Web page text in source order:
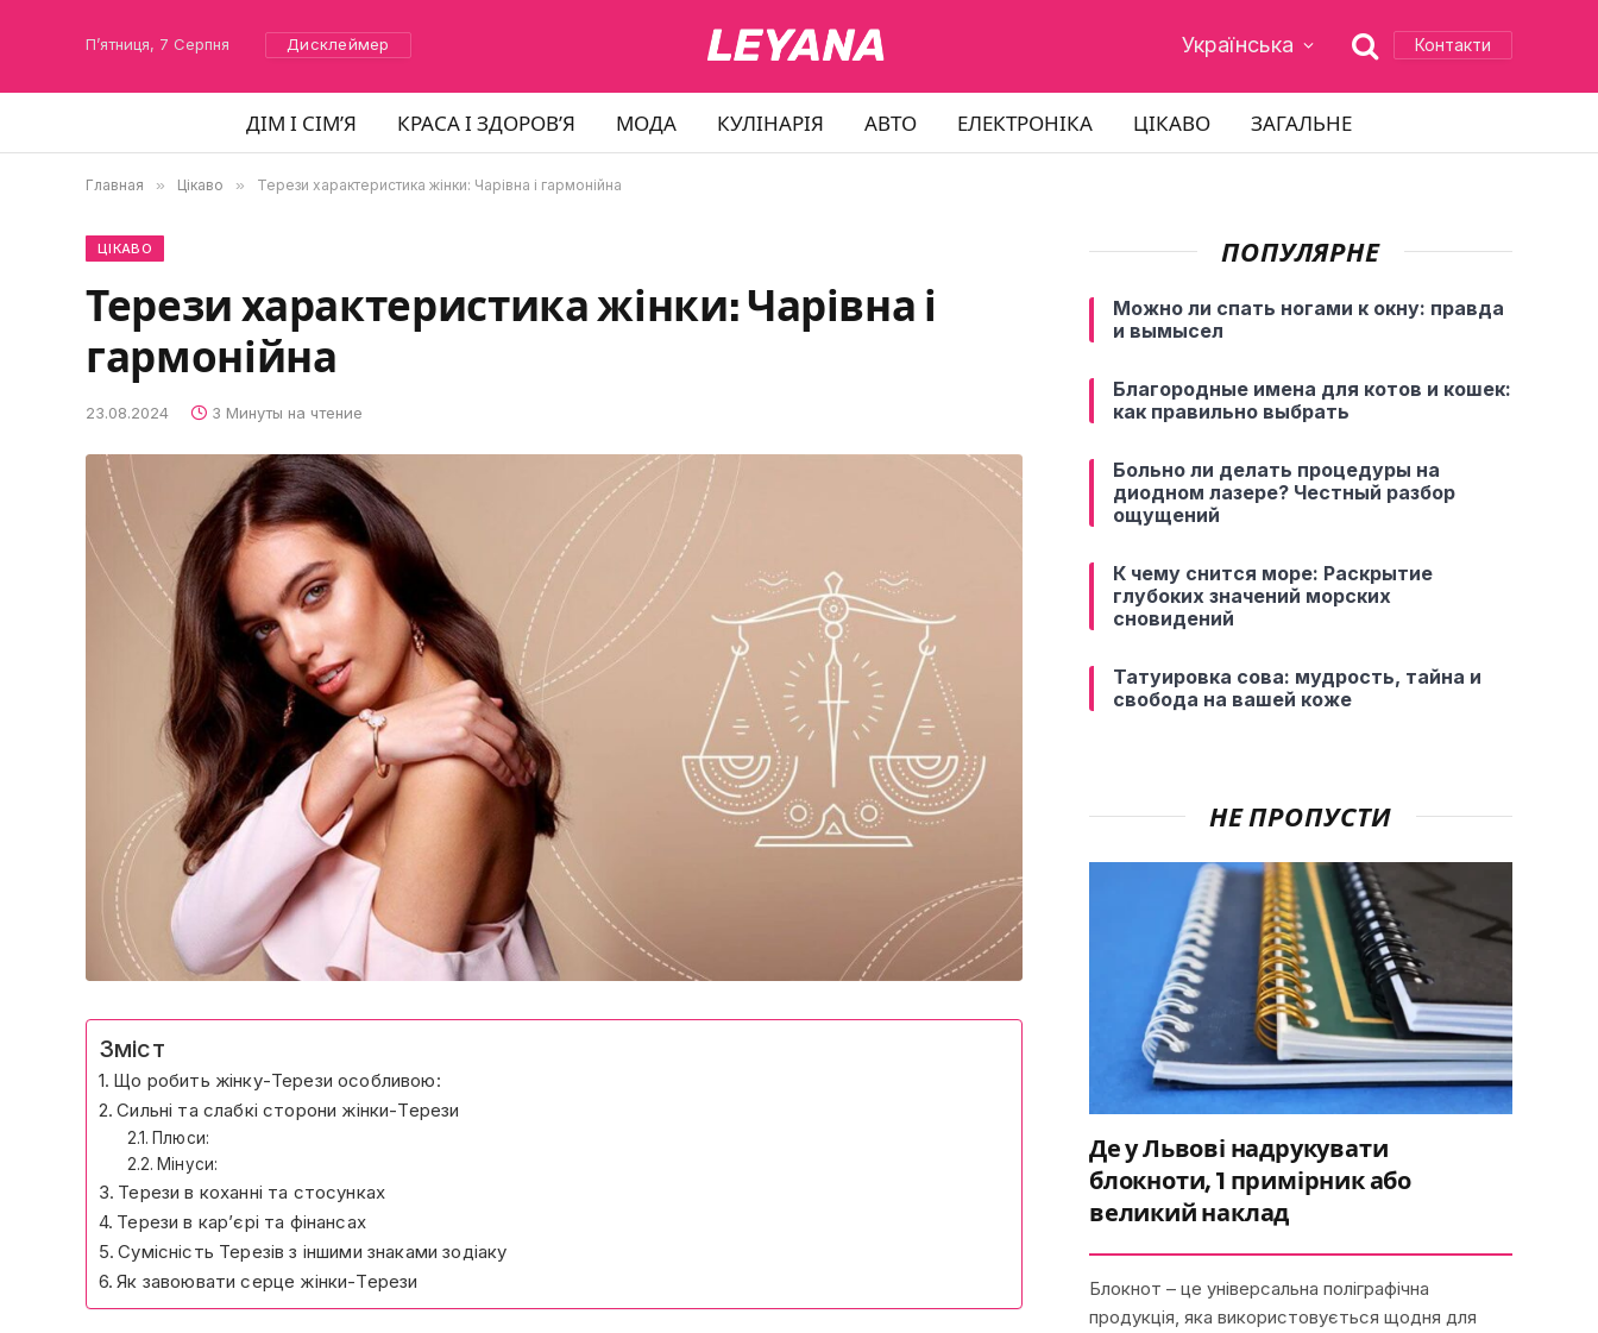
П’ятниця, 7 Серпня Дисклеймер Українська Контакти
ДІМ І СІМ’Я КРАСА І ЗДОРОВ’Я МОДА КУЛІНАРІЯ АВТО ЕЛЕКТРОНІКА ЦІКАВО ЗАГАЛЬНЕ
Главная » Цікаво » Терези характеристика жінки: Чарівна і гармонійна
ЦІКАВО
Терези характеристика жінки: Чарівна і
гармонійна
23.08.2024 3 Минуты на чтение
Зміст
Що робить жінку-Терези особливою:
Сильні та слабкі сторони жінки-Терези
Плюси:
Мінуси:
Терези в коханні та стосунках
Терези в кар’єрі та фінансах
Сумісність Терезів з іншими знаками зодіаку
Як завоювати серце жінки-Терези
ПОПУЛЯРНЕ
Можно ли спать ногами к окну: правда
и вымысел
Благородные имена для котов и кошек:
как правильно выбрать
Больно ли делать процедуры на
диодном лазере? Честный разбор
ощущений
К чему снится море: Раскрытие
глубоких значений морских
сновидений
Татуировка сова: мудрость, тайна и
свобода на вашей коже
НЕ ПРОПУСТИ
Де у Львові надрукувати
блокноти, 1 примірник або
великий наклад
Блокнот – це універсальна поліграфічна
продукція, яка використовується щодня для